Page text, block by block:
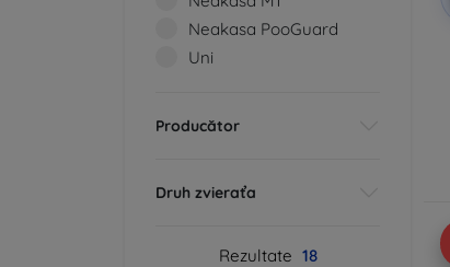
Neakasa PooGuard
Uni
Producător
Druh zvieraťa
Rezultate 18